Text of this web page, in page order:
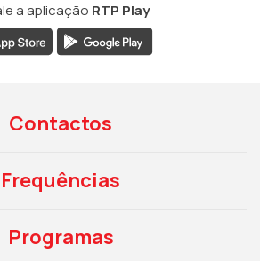
a aplicação RTP Play
Contactos
Frequências
Programas